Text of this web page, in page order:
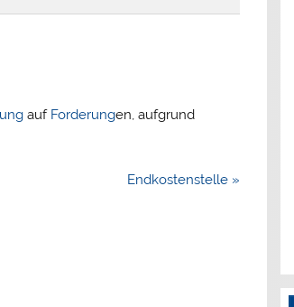
auf Forderungen, aufgrund
Endkostenstelle »